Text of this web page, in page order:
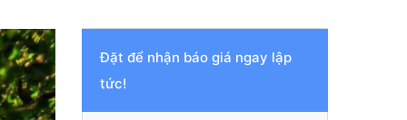
Đặt để nhận báo giá ngay lập
tức!